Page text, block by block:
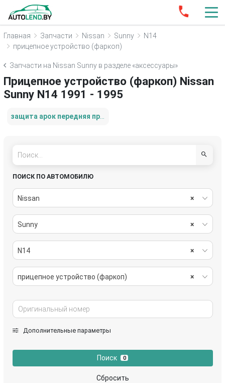
Главная Запчасти Nissan Sunny
N14
прицепное устройство (фаркоп)
Запчасти на Nissan Sunny в разделе «аксессуары»
Прицепное устройство (фаркоп) Nissan
Sunny N14 1991 - 1995
ПОИСК ПО АВТОМОБИЛЮ
×
Nissan
×
Sunny
×
N14
×
прицепное устройство (фаркоп)
Дополнительные параметры
Поиск 0
Сбросить